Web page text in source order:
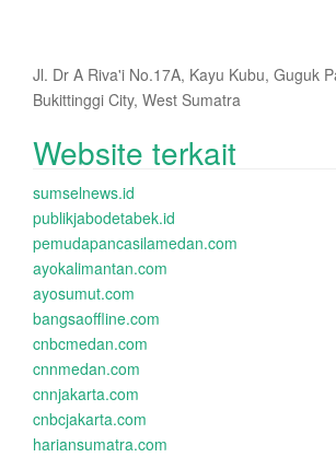
Jl. Dr A Riva'i No.17A, Kayu Kubu, Guguk
Bukittinggi City, West Sumatra
Website terkait
sumselnews.id
publikjabodetabek.id
pemudapancasilamedan.com
ayokalimantan.com
ayosumut.com
bangsaoffline.com
cnbcmedan.com
cnnmedan.com
cnnjakarta.com
cnbcjakarta.com
hariansumatra.com